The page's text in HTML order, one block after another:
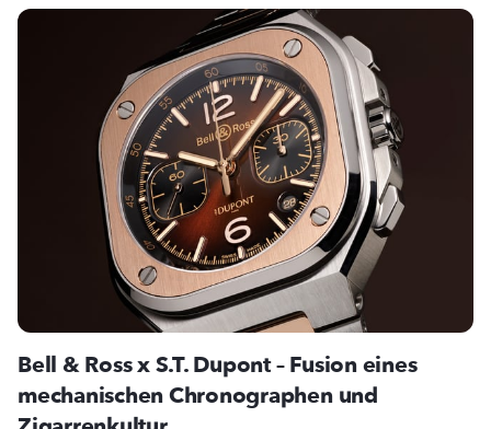
Bell & Ross x S.T. Dupont – Fusion eines
mechanischen Chronographen und